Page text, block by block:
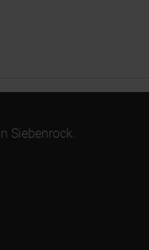
Siebenrock.